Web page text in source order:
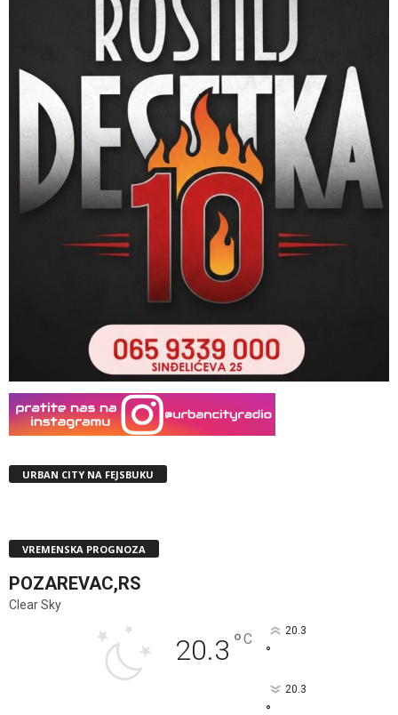
URBAN CITY NA FEJSBUKU
VREMENSKA PROGNOZA
POZAREVAC,RS
Clear Sky
20.3 °C 20.3
°
20.3
°